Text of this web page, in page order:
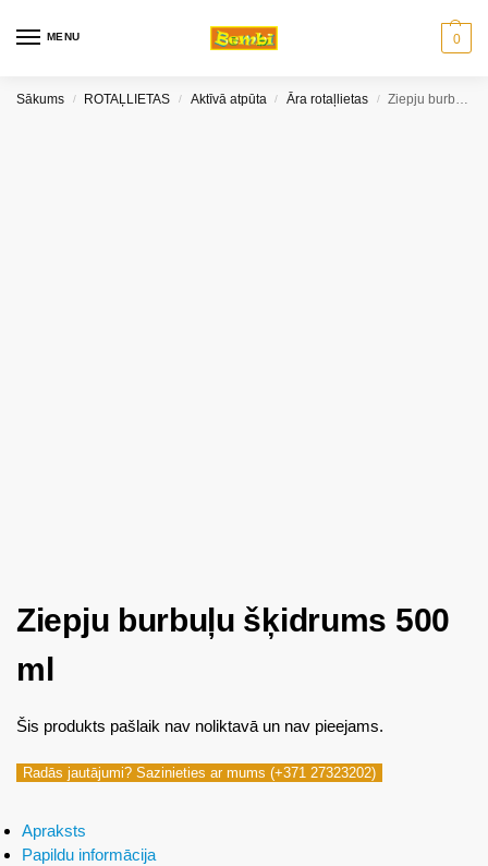
MENU 0
Sākums / ROTAĻLIETAS / Aktīvā atpūta / Āra rotaļlietas / Ziepju burbuļu šķidrums 500 ml
Ziepju burbuļu šķidrums 500
ml
Šis produkts pašlaik nav noliktavā un nav pieejams.
Radās jautājumi? Sazinieties ar mums (+371 27323202)
Apraksts
Papildu informācija